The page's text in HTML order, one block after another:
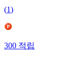
(1)
300 적립